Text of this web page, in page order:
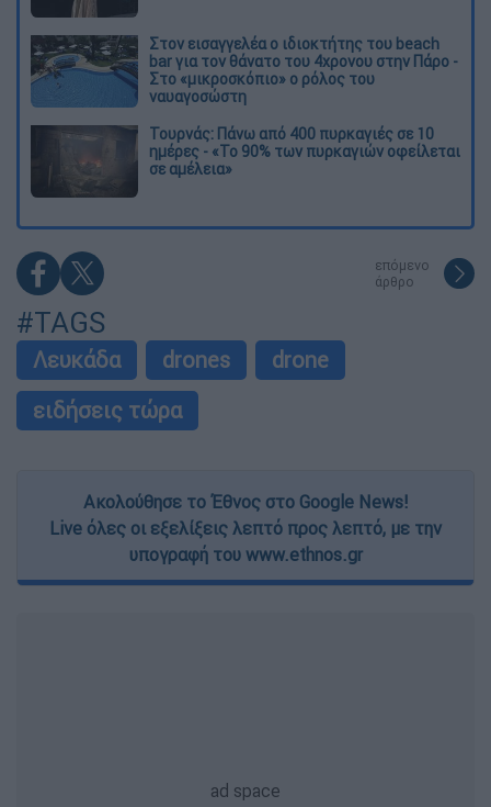
Στον εισαγγελέα ο ιδιοκτήτης του beach
bar για τον θάνατο του 4χρονου στην Πάρο -
Στο «μικροσκόπιο» ο ρόλος του
ναυαγοσώστη
Τουρνάς: Πάνω από 400 πυρκαγιές σε 10
ημέρες - «Το 90% των πυρκαγιών οφείλεται
σε αμέλεια»
επόμενο
άρθρο
#TAGS
Λευκάδα drones
drone
ειδήσεις τώρα
Ακολούθησε το Έθνος στο Google News!
Live όλες οι εξελίξεις λεπτό προς λεπτό, με την
υπογραφή του www.ethnos.gr